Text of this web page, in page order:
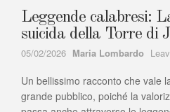
Leggende calabresi:
suicida della Torre di
05/02/2026 Author
Maria Lombardo
Un bellissimo racconto che vale
grande pubblico, poiché la